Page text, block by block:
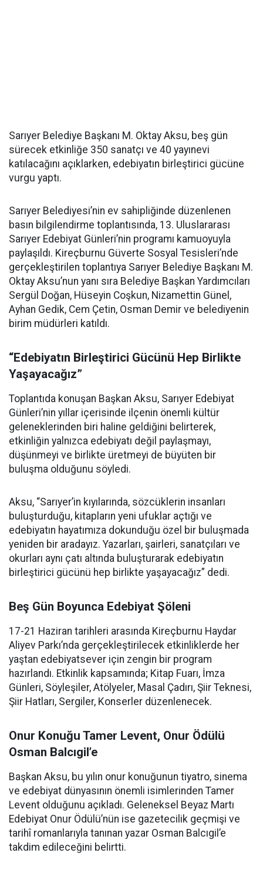
Sarıyer Belediye Başkanı M. Oktay Aksu, beş gün
sürecek etkinliğe 350 sanatçı ve 40 yayınevi
katılacağını açıklarken, edebiyatın birleştirici gücüne
vurgu yaptı.
Sarıyer Belediyesi’nin ev sahipliğinde düzenlenen
basın bilgilendirme toplantısında, 13. Uluslararası
Sarıyer Edebiyat Günleri’nin programı kamuoyuyla
paylaşıldı. Kireçburnu Güverte Sosyal Tesisleri’nde
gerçekleştirilen toplantıya Sarıyer Belediye Başkanı M.
Oktay Aksu’nun yanı sıra Belediye Başkan Yardımcıları
Sergül Doğan, Hüseyin Coşkun, Nizamettin Günel,
Ayhan Gedik, Cem Çetin, Osman Demir ve belediyenin
birim müdürleri katıldı.
“Edebiyatın Birleştirici Gücünü Hep Birlikte
Yaşayacağız”
Toplantıda konuşan Başkan Aksu, Sarıyer Edebiyat
Günleri’nin yıllar içerisinde ilçenin önemli kültür
geleneklerinden biri haline geldiğini belirterek,
etkinliğin yalnızca edebiyatı değil paylaşmayı,
düşünmeyi ve birlikte üretmeyi de büyüten bir
buluşma olduğunu söyledi.
Aksu, “Sarıyer’in kıyılarında, sözcüklerin insanları
buluşturduğu, kitapların yeni ufuklar açtığı ve
edebiyatın hayatımıza dokunduğu özel bir buluşmada
yeniden bir aradayız. Yazarları, şairleri, sanatçıları ve
okurları aynı çatı altında buluşturarak edebiyatın
birleştirici gücünü hep birlikte yaşayacağız” dedi.
Beş Gün Boyunca Edebiyat Şöleni
17-21 Haziran tarihleri arasında Kireçburnu Haydar
Aliyev Parkı’nda gerçekleştirilecek etkinliklerde her
yaştan edebiyatsever için zengin bir program
hazırlandı. Etkinlik kapsamında; Kitap Fuarı, İmza
Günleri, Söyleşiler, Atölyeler, Masal Çadırı, Şiir Teknesi,
Şiir Hatları, Sergiler, Konserler düzenlenecek.
Onur Konuğu Tamer Levent, Onur Ödülü
Osman Balcıgil’e
Başkan Aksu, bu yılın onur konuğunun tiyatro, sinema
ve edebiyat dünyasının önemli isimlerinden Tamer
Levent olduğunu açıkladı. Geleneksel Beyaz Martı
Edebiyat Onur Ödülü’nün ise gazetecilik geçmişi ve
tarihî romanlarıyla tanınan yazar Osman Balcıgil’e
takdim edileceğini belirtti.